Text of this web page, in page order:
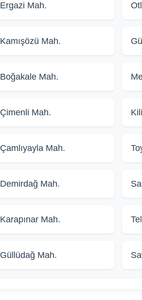
Ergazi Mah.
Kamışözü Mah.
Boğakale Mah.
Çimenli Mah.
Çamlıyayla Mah.
Demirdağ Mah.
Karapınar Mah.
Güllüdağ Mah.